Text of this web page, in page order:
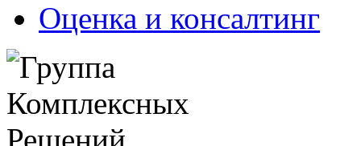
Оценка и консалтинг